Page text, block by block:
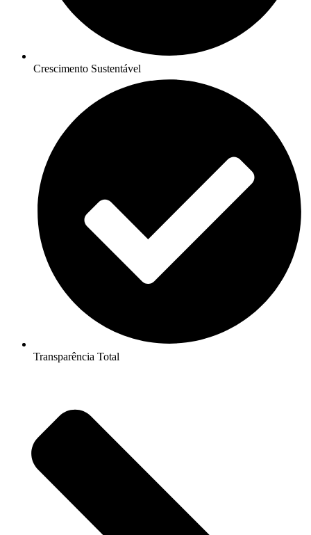
Crescimento Sustentável
Transparência Total